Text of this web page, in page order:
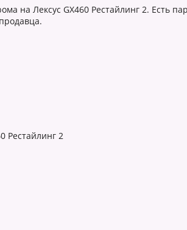
на Лексус GX460 Рестайлинг 2. Есть
Рестайлинг 2